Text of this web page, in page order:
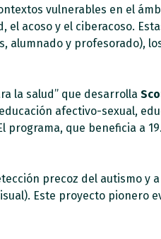
vulnerables en el
acoso y el ciberacoso.
alumnado y profesorado),
la salud” que desarrolla
afectivo-sexual,
que beneficia a
precoz del autismo y
Este proyecto pionero